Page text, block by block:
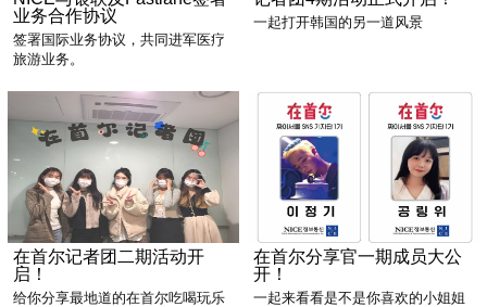
业务合作协议
签署国际业务协议，共同进军医疗
旅游业务。
一起打开韩国的另一道风景
在首尔记者团二期活动开
启！
给你分享最地道的在首尔吃喝玩乐
在首尔分享官一期成员大公
开！
一起来看看是不是你喜欢的小姐姐